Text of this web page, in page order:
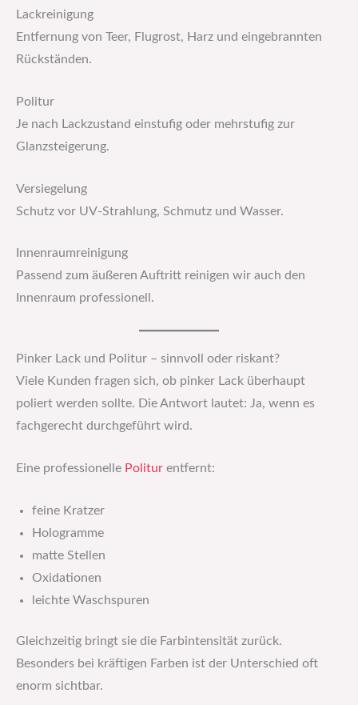
Lackreinigung
Entfernung von Teer, Flugrost, Harz und eingebrannten
Rückständen.
Politur
Je nach Lackzustand einstufig oder mehrstufig zur
Glanzsteigerung.
Versiegelung
Schutz vor UV-Strahlung, Schmutz und Wasser.
Innenraumreinigung
Passend zum äußeren Auftritt reinigen wir auch den
Innenraum professionell.
Pinker Lack und Politur – sinnvoll oder riskant?
Viele Kunden fragen sich, ob pinker Lack überhaupt
poliert werden sollte. Die Antwort lautet: Ja, wenn es
fachgerecht durchgeführt wird.
Eine professionelle Politur entfernt:
feine Kratzer
Hologramme
matte Stellen
Oxidationen
leichte Waschspuren
Gleichzeitig bringt sie die Farbintensität zurück.
Besonders bei kräftigen Farben ist der Unterschied oft
enorm sichtbar.